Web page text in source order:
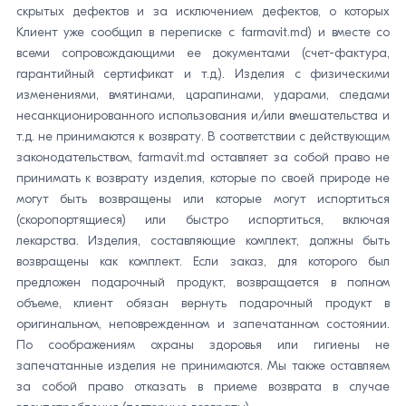
скрытых дефектов и за исключением дефектов, о которых
Клиент уже сообщил в переписке с farmavit.md) и вместе со
всеми сопровождающими ее документами (счет-фактура,
гарантийный сертификат и т.д.). Изделия с физическими
изменениями, вмятинами, царапинами, ударами, следами
несанкционированного использования и/или вмешательства и
т.д. не принимаются к возврату. В соответствии с действующим
законодательством, farmavit.md оставляет за собой право не
принимать к возврату изделия, которые по своей природе не
могут быть возвращены или которые могут испортиться
(скоропортящиеся) или быстро испортиться, включая
лекарства. Изделия, составляющие комплект, должны быть
возвращены как комплект. Если заказ, для которого был
предложен подарочный продукт, возвращается в полном
объеме, клиент обязан вернуть подарочный продукт в
оригинальном, неповрежденном и запечатанном состоянии.
По соображениям охраны здоровья или гигиены не
запечатанные изделия не принимаются. Мы также оставляем
за собой право отказать в приеме возврата в случае